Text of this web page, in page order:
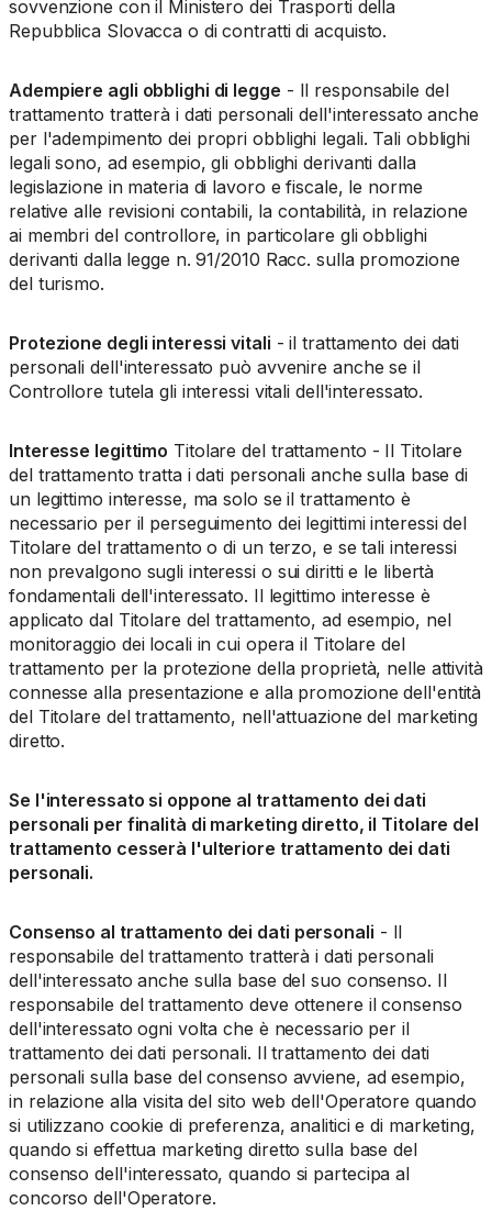
sovvenzione con il Ministero dei Trasporti della
Repubblica Slovacca o di contratti di acquisto.
Adempiere agli obblighi di legge - Il responsabile del
trattamento tratterà i dati personali dell'interessato anche
per l'adempimento dei propri obblighi legali. Tali obblighi
legali sono, ad esempio, gli obblighi derivanti dalla
legislazione in materia di lavoro e fiscale, le norme
relative alle revisioni contabili, la contabilità, in relazione
ai membri del controllore, in particolare gli obblighi
derivanti dalla legge n. 91/2010 Racc. sulla promozione
del turismo.
Protezione degli interessi vitali - il trattamento dei dati
personali dell'interessato può avvenire anche se il
Controllore tutela gli interessi vitali dell'interessato.
Interesse legittimo Titolare del trattamento - Il Titolare
del trattamento tratta i dati personali anche sulla base di
un legittimo interesse, ma solo se il trattamento è
necessario per il perseguimento dei legittimi interessi del
Titolare del trattamento o di un terzo, e se tali interessi
non prevalgono sugli interessi o sui diritti e le libertà
fondamentali dell'interessato. Il legittimo interesse è
applicato dal Titolare del trattamento, ad esempio, nel
monitoraggio dei locali in cui opera il Titolare del
trattamento per la protezione della proprietà, nelle attività
connesse alla presentazione e alla promozione dell'entità
del Titolare del trattamento, nell'attuazione del marketing
diretto.
Se l'interessato si oppone al trattamento dei dati
personali per finalità di marketing diretto, il Titolare del
trattamento cesserà l'ulteriore trattamento dei dati
personali.
Consenso al trattamento dei dati personali - Il
responsabile del trattamento tratterà i dati personali
dell'interessato anche sulla base del suo consenso. Il
responsabile del trattamento deve ottenere il consenso
dell'interessato ogni volta che è necessario per il
trattamento dei dati personali. Il trattamento dei dati
personali sulla base del consenso avviene, ad esempio,
in relazione alla visita del sito web dell'Operatore quando
si utilizzano cookie di preferenza, analitici e di marketing,
quando si effettua marketing diretto sulla base del
consenso dell'interessato, quando si partecipa al
concorso dell'Operatore.